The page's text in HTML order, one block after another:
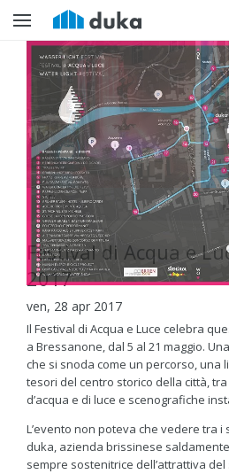
Festival di Acqua e
2017
ven, 28 apr 2017
Il Festival di Acqua e Luce celebra
a Bressanone, dal 5 al 21 maggio.
che si snoda come un percorso, una
tesori del centro storico della città,
d’acqua e di luce e scenografiche
L’evento non poteva che vedere tra
duka, azienda brissinese
sempre sostenitrice dell’attrattiva